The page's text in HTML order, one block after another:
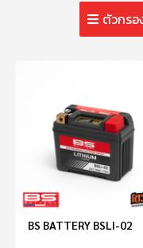
ตัวกร
BS BATTERY BSLI-02